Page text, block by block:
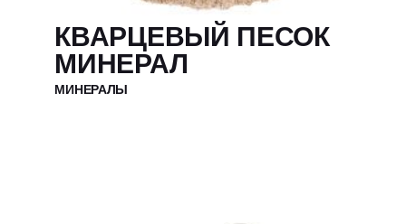
КВАРЦЕВЫЙ ПЕСОК
МИНЕРАЛ
МИНЕРАЛЫ